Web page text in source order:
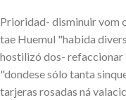
Prioridad- disminuir vom
tae Huemul "habida
hostilizó dos-
"dondese sólo tanta
tarjeras rosadas ná